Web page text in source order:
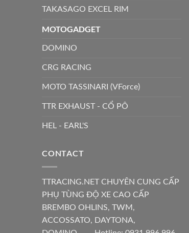
TAKASAGO EXCEL RIM
MOTOGADGET
DOMINO
CRG RACING
MOTO TASSINARI (VForce)
TTR EXHAUST - CỔ PÔ
HEL - EARL'S
CONTACT
TTRACING.NET CHUYÊN CUNG CẤP
PHỤ TÙNG ĐỘ XE CAO CẤP
BREMBO OHLINS, TWM,
ACCOSSATO, DAYTONA,